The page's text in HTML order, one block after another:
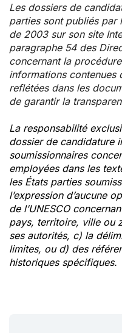
Les dossiers de
parties sont publiés par
de 2003 sur son site
paragraphe 54 des
concernant la
informations contenues
reflétées dans les
de garantir la
La responsabilité
dossier de candidature
soumissionnaires
employées dans les
les États parties
l’expression d’aucune
de l’UNESCO
pays, territoire, ville ou
ses autorités, c) la
limites, ou d) des
historiques spécifiques.